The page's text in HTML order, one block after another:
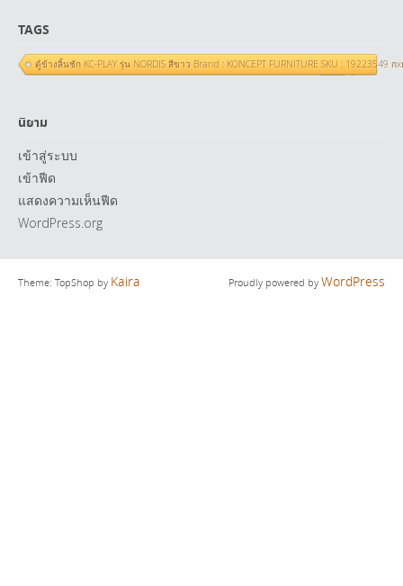
TAGS
ตู้ข้างลิ้นชัก KC-PLAY รุ่น NORDIS สีขาว Brand : KONCEPT FURNITURE SKU : 19223549 ก
นิยาม
เข้าสู่ระบบ
เข้าฟีด
แสดงความเห็นฟีด
WordPress.org
Theme: TopShop by Kaira Proudly powered byWordPress